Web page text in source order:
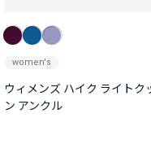
women's
ウィメンズ ハイク ライトク
ン アンクル